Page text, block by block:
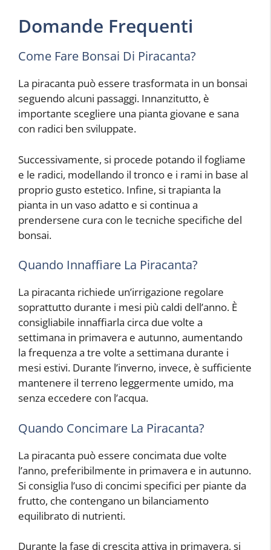
Domande Frequenti
Come Fare Bonsai Di Piracanta?
La piracanta può essere trasformata in un bonsai
seguendo alcuni passaggi. Innanzitutto, è
importante scegliere una pianta giovane e sana
con radici ben sviluppate.
Successivamente, si procede potando il fogliame
e le radici, modellando il tronco e i rami in base al
proprio gusto estetico. Infine, si trapianta la
pianta in un vaso adatto e si continua a
prendersene cura con le tecniche specifiche del
bonsai.
Quando Innaffiare La Piracanta?
La piracanta richiede un’irrigazione regolare
soprattutto durante i mesi più caldi dell’anno. È
consigliabile innaffiarla circa due volte a
settimana in primavera e autunno, aumentando
la frequenza a tre volte a settimana durante i
mesi estivi. Durante l’inverno, invece, è sufficiente
mantenere il terreno leggermente umido, ma
senza eccedere con l’acqua.
Quando Concimare La Piracanta?
La piracanta può essere concimata due volte
l’anno, preferibilmente in primavera e in autunno.
Si consiglia l’uso di concimi specifici per piante da
frutto, che contengano un bilanciamento
equilibrato di nutrienti.
Durante la fase di crescita attiva in primavera, si